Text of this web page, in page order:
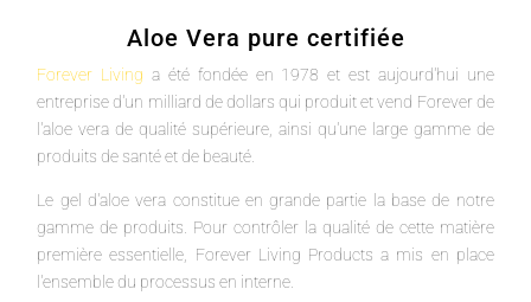
Aloe Vera pure certifiée
Forever Living a été fondée en 1978 et est aujourd'hui une
entreprise d'un milliard de dollars qui produit et vend Forever de
l'aloe vera de qualité supérieure, ainsi qu'une large gamme de
produits de santé et de beauté.
Le gel d'aloe vera constitue en grande partie la base de notre
gamme de produits. Pour contrôler la qualité de cette matière
première essentielle, Forever Living Products a mis en place
l'ensemble du processus en interne.